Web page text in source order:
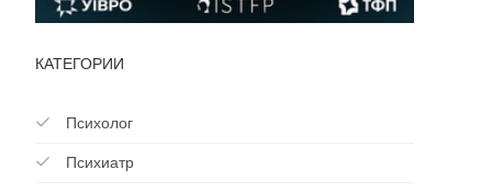
КАТЕГОРИИ
Психолог
Психиатр